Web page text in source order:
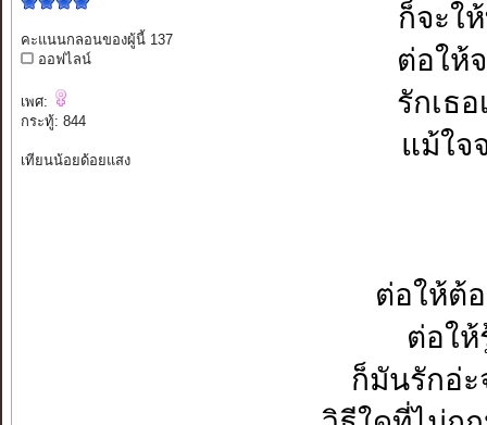
คะแนนกลอนของผู้นี้ 137
ออฟไลน์
เพศ:
กระทู้: 844
เทียนน้อยด้อยแสง
ก็จะใ
ต่อให้
รักเธ
แม้ใจ
ต่อให้ต้อ
ต่อให้
ก็มันรักอ่ะ